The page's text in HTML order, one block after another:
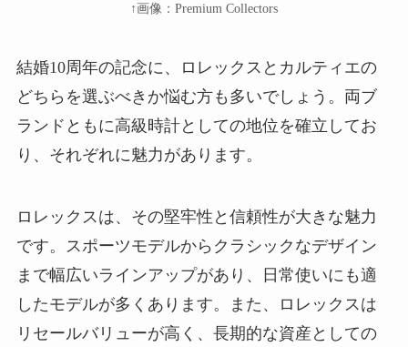
↑画像：Premium Collectors
結婚10周年の記念に、ロレックスとカルティエの
どちらを選ぶべきか悩む方も多いでしょう。両ブ
ランドともに高級時計としての地位を確立してお
り、それぞれに魅力があります。
ロレックスは、その堅牢性と信頼性が大きな魅力
です。スポーツモデルからクラシックなデザイン
まで幅広いラインアップがあり、日常使いにも適
したモデルが多くあります。また、ロレックスは
リセールバリューが高く、長期的な資産としての